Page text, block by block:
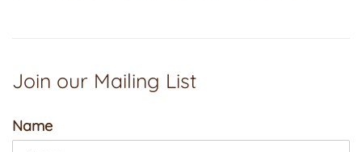
Join our Mailing List
Name